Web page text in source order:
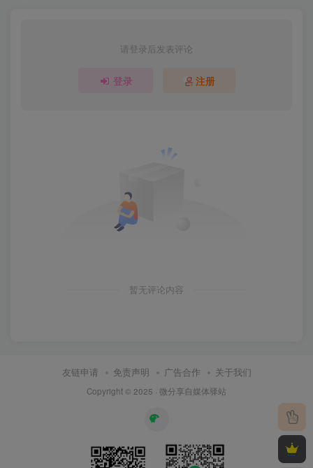
请登录后发表评论
登录 注册
暂无评论内容
友链申请 免责声明 广告合作 关于我们
Copyright © 2025 · 微分享自媒体驿站